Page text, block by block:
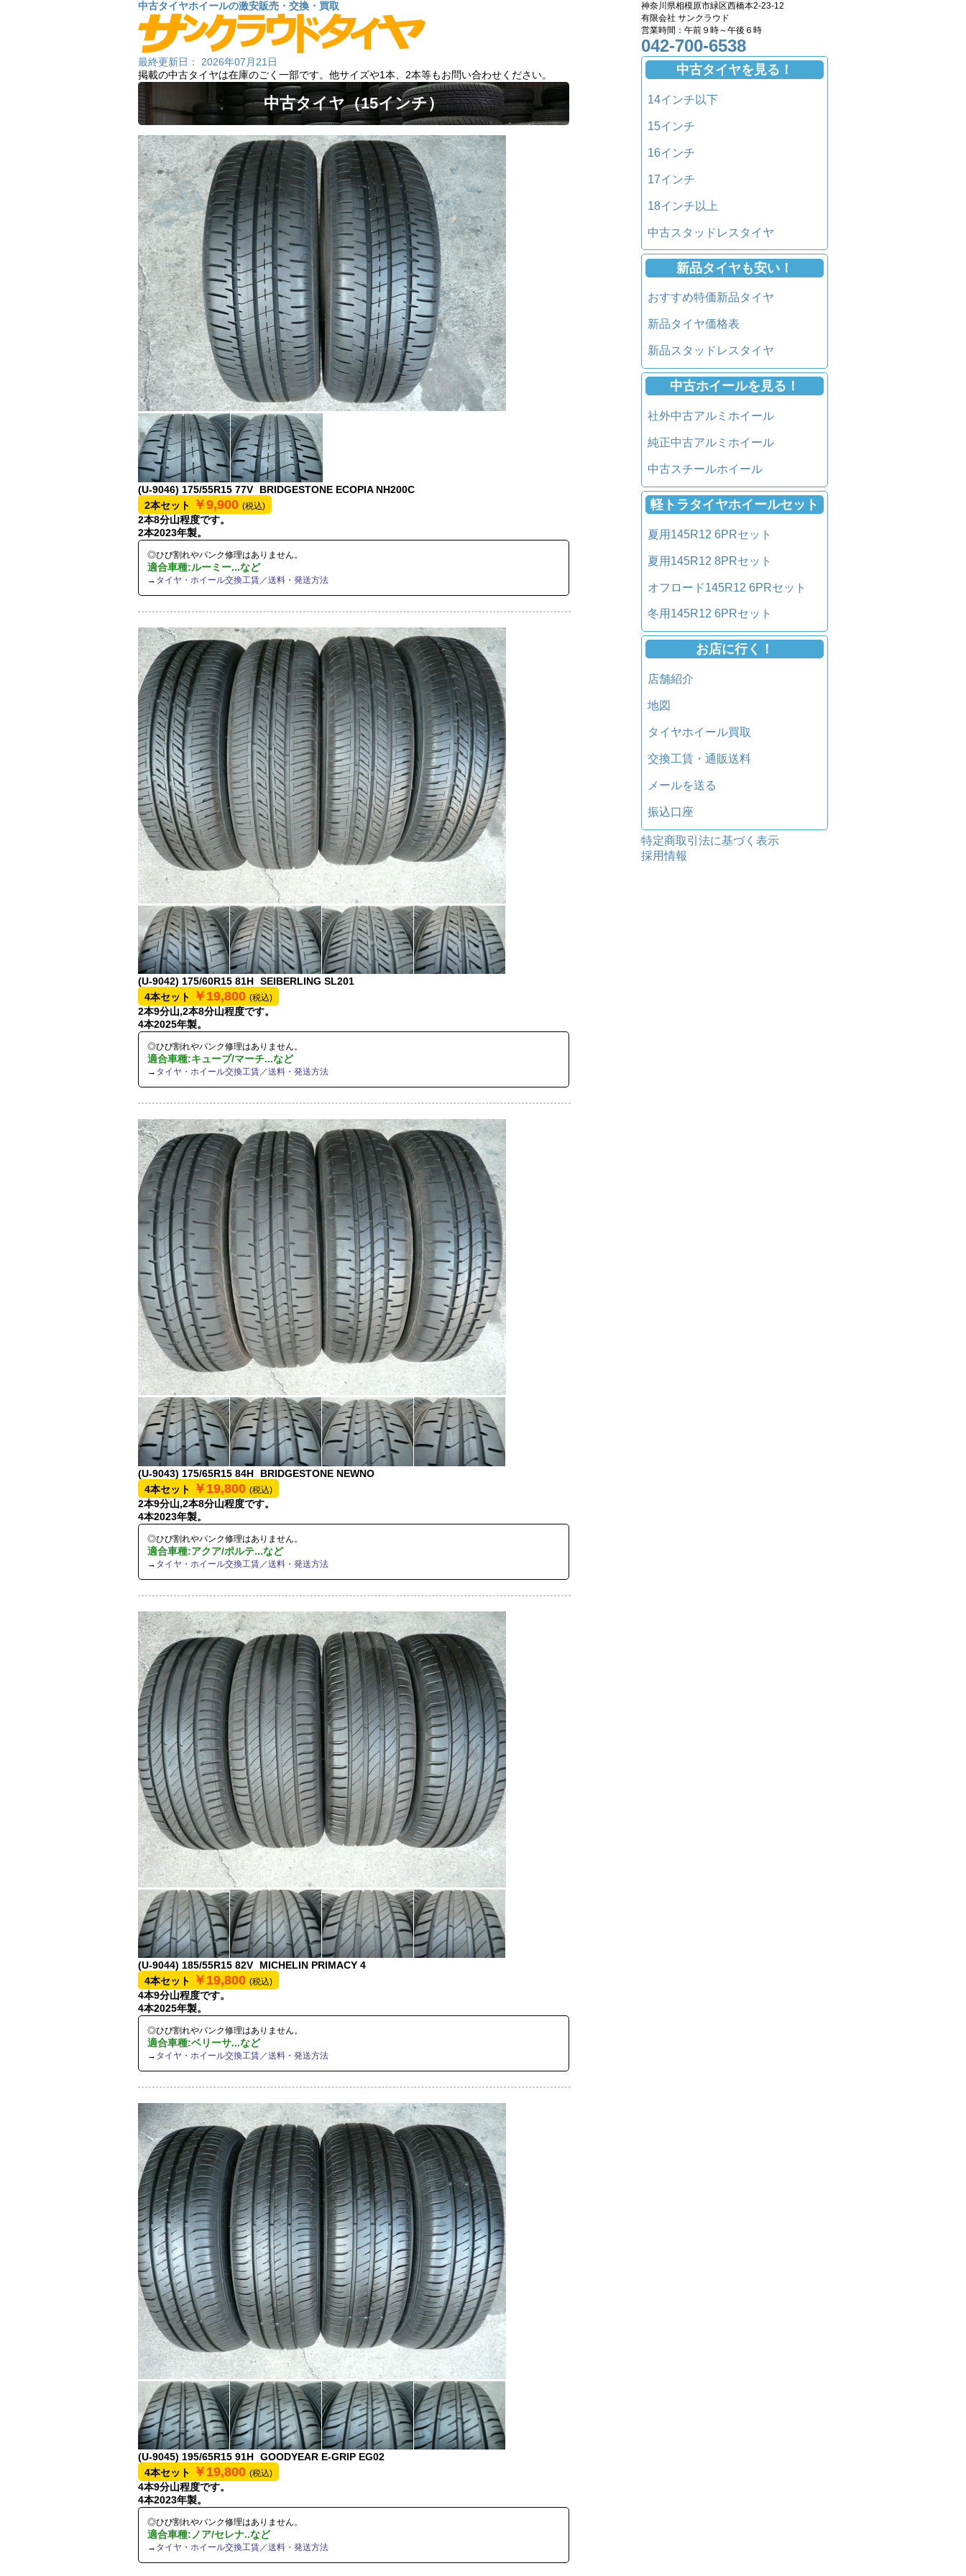
中古タイヤホイールの激安販売・交換・買取
神奈川県相模原市緑区西橋本2-23-12
有限会社 サンクラウド
営業時間：午前９時～午後６時
042-700-6538
最終更新日： 2026年07月21日
掲載の中古タイヤは在庫のごく一部です。他サイズや1本、2本等もお問い合わせください。
中古タイヤ（15インチ）
(U-9046) 175/55R15 77V
BRIDGESTONE ECOPIA NH200C
2本セット
￥9,900 (税込)
2本8分山程度です。
2本2023年製。
◎ひび割れやパンク修理はありません。
適合車種:ルーミー...など
→ タイヤ・ホイール交換工賃／送料・発送方法
(U-9042) 175/60R15 81H SEIBERLING SL201
4本セット
￥19,800 (税込)
2本9分山,2本8分山程度です。
4本2025年製。
◎ひび割れやパンク修理はありません。
適合車種:キューブ/マーチ...など
→ タイヤ・ホイール交換工賃／送料・発送方法
(U-9043) 175/65R15 84H
BRIDGESTONE NEWNO
4本セット
￥19,800 (税込)
2本9分山,2本8分山程度です。
4本2023年製。
◎ひび割れやパンク修理はありません。
適合車種:アクア/ポルテ...など
→ タイヤ・ホイール交換工賃／送料・発送方法
(U-9044) 185/55R15 82V
MICHELIN PRIMACY 4
4本セット
￥19,800 (税込)
4本9分山程度です。
4本2025年製。
◎ひび割れやパンク修理はありません。
適合車種:ベリーサ...など
→ タイヤ・ホイール交換工賃／送料・発送方法
(U-9045) 195/65R15 91H GOODYEAR E-GRIP EG02
4本セット
￥19,800 (税込)
4本9分山程度です。
4本2023年製。
◎ひび割れやパンク修理はありません。
適合車種:ノア/セレナ..など
→ タイヤ・ホイール交換工賃／送料・発送方法
中古タイヤを見る！
14インチ以下
15インチ
16インチ
17インチ
18インチ以上
中古スタッドレスタイヤ
新品タイヤも安い！
おすすめ特価新品タイヤ
新品タイヤ価格表
新品スタッドレスタイヤ
中古ホイールを見る！
社外中古アルミホイール
純正中古アルミホイール
中古スチールホイール
軽トラタイヤホイールセット
夏用145R12 6PRセット
夏用145R12 8PRセット
オフロード145R12 6PRセット
冬用145R12 6PRセット
お店に行く！
店舗紹介
地図
タイヤホイール買取
交換工賃・通販送料
メールを送る
振込口座
特定商取引法に基づく表示
採用情報